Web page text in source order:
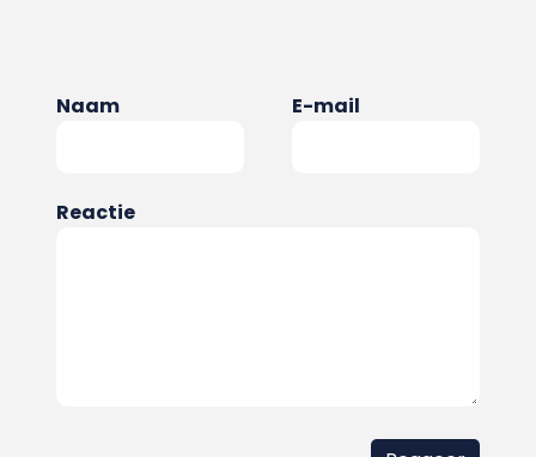
Naam E-mail
Reactie